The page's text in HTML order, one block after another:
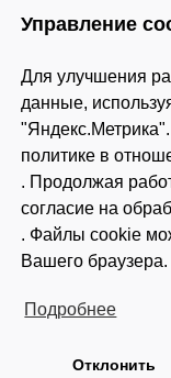
Управление
Для улучшения
данные,
"Яндекс.Метрика".
политике в
. Продолжая
согласие на
. Файлы cookie
Вашего браузера.
Подробнее
Отклонить
© 2026 ООО
Оставляя
Политикой
Копирование
только с